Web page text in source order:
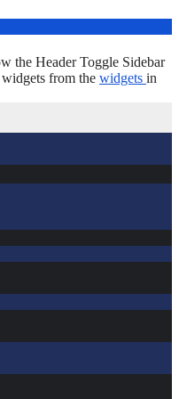
the Header Toggle Sidebar
from the widgets in